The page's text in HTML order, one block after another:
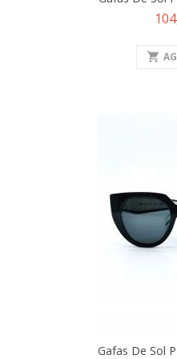
shopping_cart
Gafas De Sol